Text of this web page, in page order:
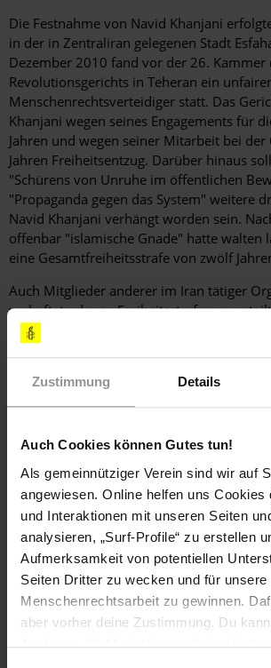
Zustimmung Details
Auch Cookies können Gutes tun!
Als gemeinnütziger Verein sind wir auf
angewiesen. Online helfen uns Cookies
und Interaktionen mit unseren Seiten
analysieren, „Surf-Profile“ zu erstellen
Aufmerksamkeit von potentiellen
Seiten Dritter zu wecken und für unsere
Menschenrechtsarbeit zu gewinnen.
aber vorher deine Zustimmung. Du
Die Festnahme von Navid Khanjani
in der in Zentraliran gelegenen Stadt
Dezember 2010 fand vor der 26. Kammer
Revolutionsgerichts in Teheran ein
Menschenrechtsverteidiger statt. Das
Khanjani wegen seines Engagements für
Jahren und wegen seiner Mitarbeit bei der
Jahren Freiheitsentzug. Darüber hinaus
"Schürens von Unruhe im öffentlichen
"Propaganda gegen das System" weitere
Navid Khanjani verhängt worden sein.
offenbar "islamische Gnade" hatte walten
eine Gesamtfreiheitsstrafe von zwölf
Auch Mitglieder anderer im Iran tätiger
verhaftet oder zu Freiheitsstrafen
zählen Mitglieder des Komitee zur
Gefangener im Iran (Committee for the
Namen Menschenrechtsaktivisten im Iran
Activists in Iran) und Mitglieder der
der Studentenschaft sind ebenfalls
Repression.
Sachlage
Kouhyar Goudarzi wurde in der Wohnung
zusammen mit dem Gastgeber und einem
festgenommen. NachbarInnen
seien von zivil gekleideten Personen